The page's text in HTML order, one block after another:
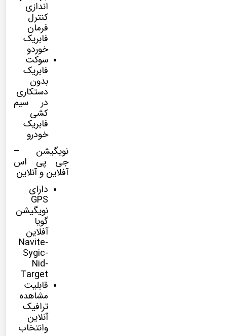
اندازی
کنترل
فرمان
فابریک
خوردو
سوکت
فابریک
بدون
دستکاری
در سیم
کشی
فابریک
خودرو
نویگیشن –
جی پی اس
آفلاین و آنلاین
دارای
GPS
نویگیشن
گویا
آفلاین
Navite-
Sygic-
Nid-
Target
قابلیت
مشاهده
ترافیک
آنلاین
وانتخاب